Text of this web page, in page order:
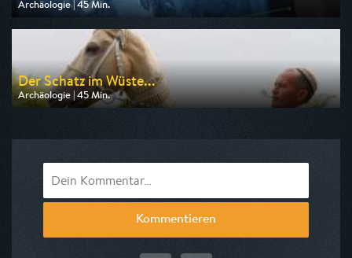
Archäologie | 45 Min.
Ausgestrahlt von ZDF info
am 12.08.2026, 22:30
Der Schatz im Wüste...
Archäologie | 45 Min.
Ausgestrahlt von ZDF info
Kommentieren